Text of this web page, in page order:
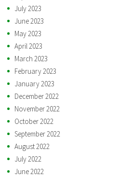
July 2023
June 2023
May 2023
April 2023
March 2023
February 2023
January 2023
December 2022
November 2022
October 2022
September 2022
August 2022
July 2022
June 2022